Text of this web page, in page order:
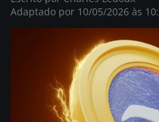
Adaptado por 10/05/2026 às